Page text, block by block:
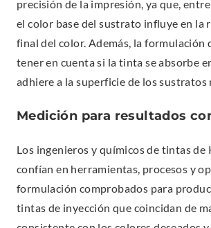
precisión de la impresión, ya que,
el color base del sustrato influye en la
final del color. Además, la formulación
tener en cuenta si la tinta se absorbe
adhiere a la superficie de los sustratos
Medición para resultados
Los ingenieros y químicos de tintas de
confían en herramientas, procesos y
formulación comprobados para
tintas de inyección que coincidan de